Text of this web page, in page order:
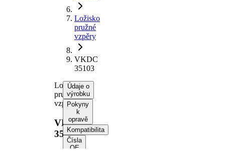
Ložisko
pružné
vzpěry
VKDC
35103
Ložisko
pružné
vzpěry
VKDC
35103
Údaje o
výrobku
Pokyny
k
opravě
Kompatibilita
Čísla
OE